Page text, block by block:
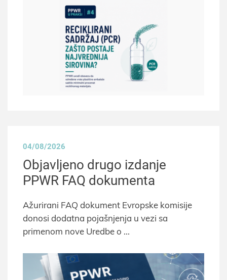
04/08/2026
Objavljeno drugo izdanje
PPWR FAQ dokumenta
Ažurirani FAQ dokument Evropske komisije
donosi dodatna pojašnjenja u vezi sa
primenom nove Uredbe o